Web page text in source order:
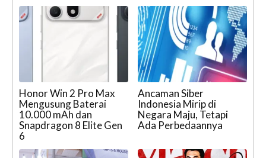
Honor Win 2 Pro Max
Mengusung Baterai
10.000 mAh dan
Snapdragon 8 Elite Gen
6
Ancaman Siber
Indonesia Mirip di
Negara Maju, Tetapi
Ada Perbedaannya